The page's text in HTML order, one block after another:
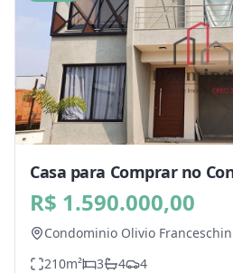
Casa para Comprar no
Franceschini, Hortolandia -
R$ 1.590.000,00
Condominio Olivio
210m² 3 4 4